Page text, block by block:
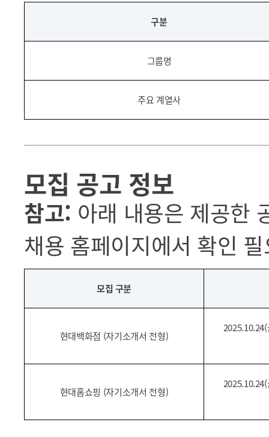
구분
그룹명
주요 계열사
모집 공고 정보
참고: 아래 내용은 제공한
채용 홈페이지에서 확인
모집 구분
현대백화점 (자기소개서 전형)
현대홈쇼핑 (자기소개서 전형)